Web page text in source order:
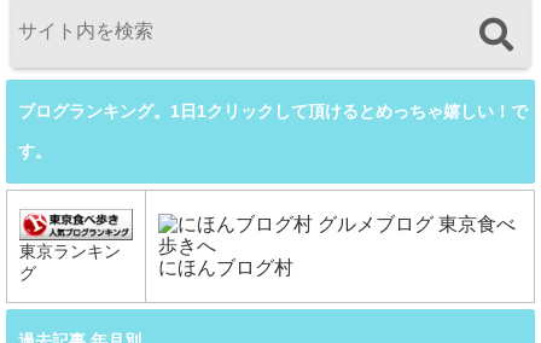
ブログランキング。1日1クリックして頂けるとめっちゃ嬉しい！で
す。
東京ランキン
グ
にほんブログ村